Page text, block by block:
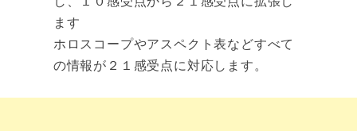
ます
ホロスコープやアスペクト表などすべて
の情報が２１感受点に対応します。